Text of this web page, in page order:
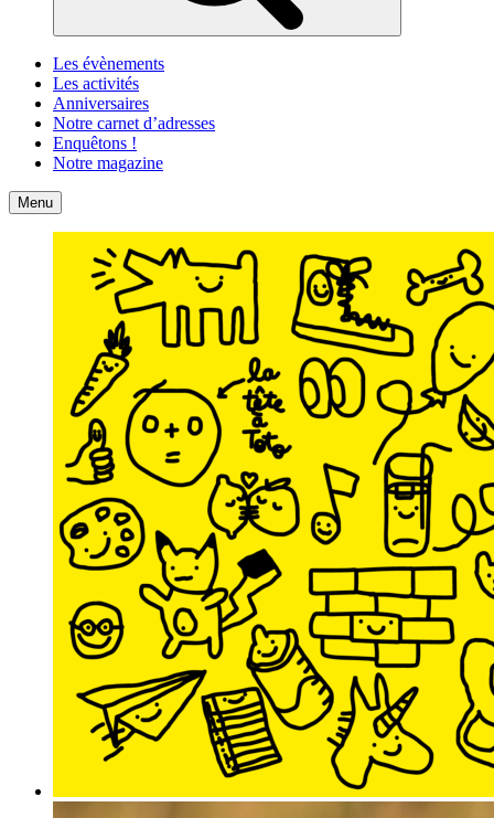
Les évènements
Les activités
Anniversaires
Notre carnet d’adresses
Enquêtons !
Notre magazine
Accueil
Menu Contact